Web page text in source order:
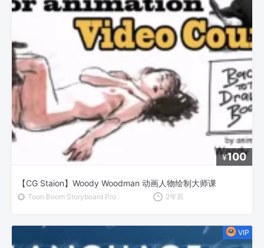
¥100
【CG Staion】Woody Woodman 动画人物绘制大师课
Toon Boom Storyboard Pro 2年前